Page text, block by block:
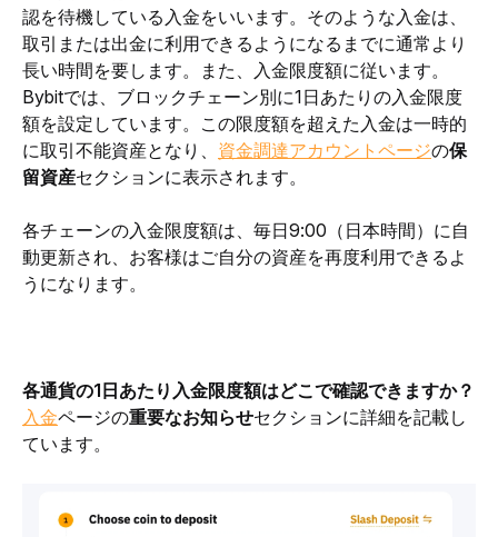
認を待機している入金をいいます。そのような入金は、
取引または出金に利用できるようになるまでに通常より
長い時間を要します。また、入金限度額に従います。
Bybitでは、ブロックチェーン別に1日あたりの入金限度
額を設定しています。この限度額を超えた入金は一時的
に取引不能資産となり、 資金調達アカウントページの保
留資産セクションに表示されます。
各チェーンの入金限度額は、毎日9:00（日本時間）に自
動更新され、お客様はご自分の資産を再度利用できるよ
うになります。
各通貨の1日あたり入金限度額はどこで確認できますか？
入金ページの重要なお知らせセクションに詳細を記載し
ています。